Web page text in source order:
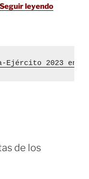
Seguir leyendo
2023 en el
de los